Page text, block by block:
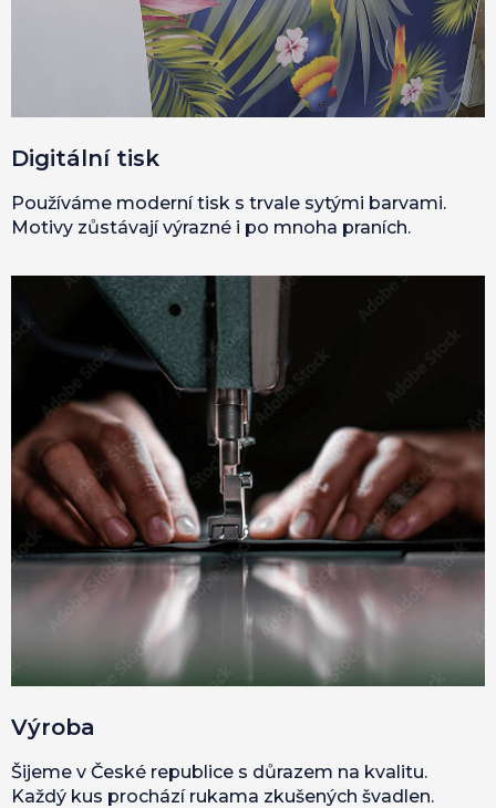
Digitální tisk
Používáme moderní tisk s trvale sytými barvami.
Motivy zůstávají výrazné i po mnoha praních.
Výroba
Šijeme v České republice s důrazem na kvalitu.
Každý kus prochází rukama zkušených švadlen.